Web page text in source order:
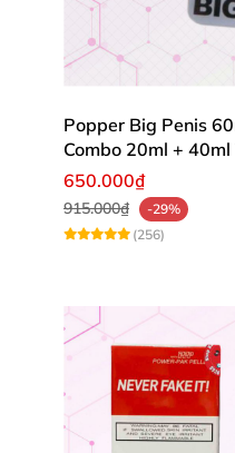
Popper Big Penis
Combo 20ml + 40ml
Cho Top & Bot
650.000₫
915.000₫
-29%
(256)